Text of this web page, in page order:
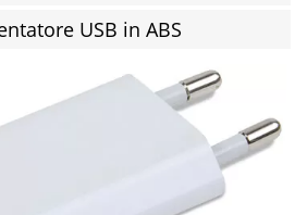
USB in ABS